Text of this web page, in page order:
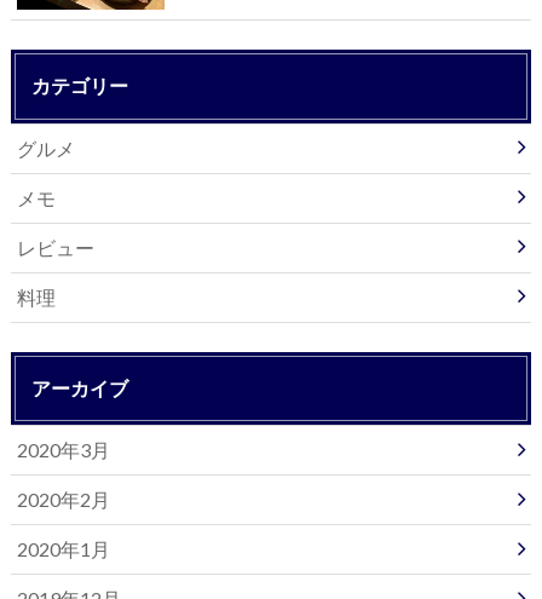
カテゴリー
グルメ
メモ
レビュー
料理
アーカイブ
2020年3月
2020年2月
2020年1月